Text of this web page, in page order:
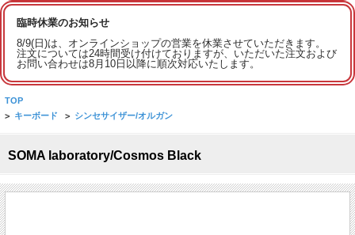
臨時休業のお知らせ
8/9(日)は、オンラインショップの営業を休業させていただきます。
注文については24時間受け付けておりますが、いただいた注文および
お問い合わせは8月10日以降に順次対応いたします。
TOP
> キーボード > シンセサイザー/オルガン
SOMA laboratory/Cosmos Black